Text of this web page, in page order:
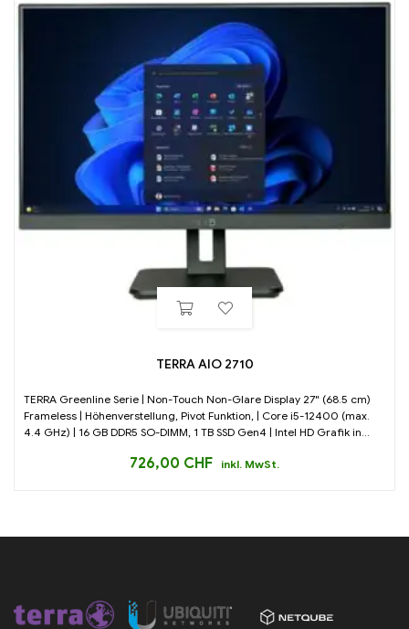
TERRA AIO 2710
TERRA Greenline Serie | Non-Touch Non-Glare Display 27" (68.5 cm)
Frameless | Höhenverstellung, Pivot Funktion, | Core i5-12400 (max.
4.4 GHz) | 16 GB DDR5 SO-DIMM, 1 TB SSD Gen4 | Intel HD Grafik in...
726,00 CHF inkl. MwSt.